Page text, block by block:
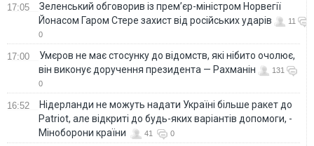
17:05
Зеленський обговорив із прем’єр-міністром Норвегії
Йонасом Гаром Стере захист від російських ударів
11
0
17:00
Умєров не має стосунку до відомств, які нібито очолює,
він виконує доручення президента — Рахманін
131
0
16:52
Нідерланди не можуть надати Україні більше ракет до
Patriot, але відкриті до будь-яких варіантів допомоги, -
Міноборони країни
41 0